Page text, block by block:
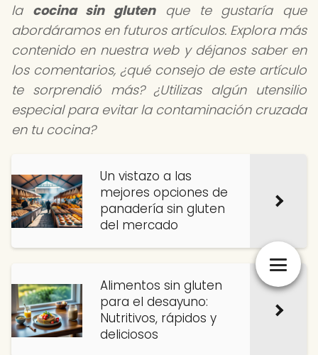
la cocina sin glutenque te gustaría que
abordáramos en futuros artículos. Explora más
contenido en nuestra web y déjanos saber en
los comentarios, ¿qué consejo de este artículo
te sorprendió más? ¿Utilizas algún utensilio
especial para evitar la contaminación cruzada
en tu cocina?
Un vistazo a las
mejores opciones de
panadería sin gluten
del mercado
Alimentos sin gluten
para el desayuno:
Nutritivos, rápidos y
deliciosos